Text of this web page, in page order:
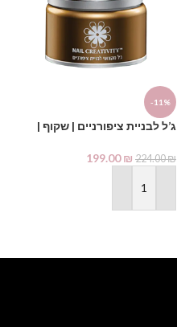
-11%
ג’ל לבניית ציפורניים | שקוף |
224.00₪
199.00₪
הוספה לסל